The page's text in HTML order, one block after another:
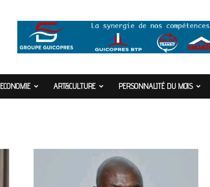
ECONOMIE ART&CULTURE PERSONNALITÉ DU MOIS